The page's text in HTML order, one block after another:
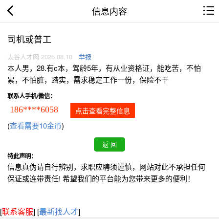
信息内容
司机或普工
太谷人才网 2026.08.10 举报
本人男，28.有c本，驾龄5年，有从业资格证，能吃苦，不怕
累，不怕脏，踏实，需求稳定工作一份，保险不干
联系人手机/微信：
186****6058 点击查看完整信息
(查看需要10金币)
特此声明：
信息真伪请自行辨别，求职应聘须谨慎，网站对此不承担任何
保证或连带责任! 希望我们的平台能为您带来更多的便利！
[联系客服] [最新找人才]